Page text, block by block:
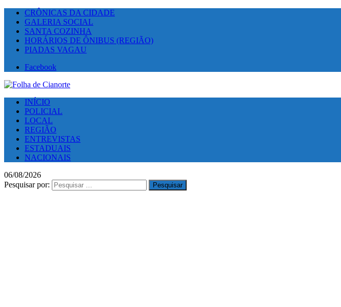
CRÔNICAS DA CIDADE
GALERIA SOCIAL
SANTA COZINHA
HORÁRIOS DE ÔNIBUS (REGIÃO)
PIADAS VAGAU
Facebook
INÍCIO
POLICIAL
LOCAL
REGIÃO
ENTREVISTAS
ESTADUAIS
NACIONAIS
06/08/2026
Pesquisar por: